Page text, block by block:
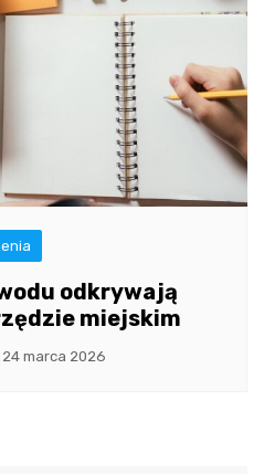
odkrywają
miejskim
24 marca 2026